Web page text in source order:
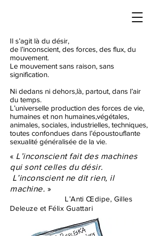
Il s’agit là du désir,
de l’inconscient, des forces, des flux, du
mouvement.
Le mouvement sans raison, sans
signification.
Ni dedans ni dehors,là, partout, dans l’air
du temps.
L’universelle production des forces de vie,
humaines et non humaines,végétales,
animales, sociales, industrielles, techniques,
toutes confondues dans l’époustouflante
sexualité généralisée de la vie.
« L’inconscient fait des machines
qui sont celles du désir.
L’inconscient ne dit rien, il
machine. »
L’Anti Œdipe, Gilles
Deleuze et Félix Guattari